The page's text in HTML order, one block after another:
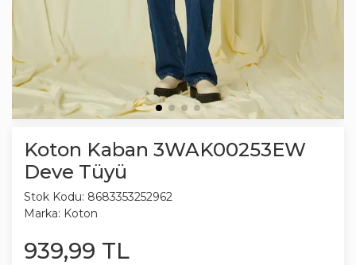
Koton Kaban 3WAK00253EW
Deve Tüyü
Stok Kodu: 8683353252962
Marka: Koton
939,99 TL